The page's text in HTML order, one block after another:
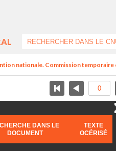
nationale. Commission temporaire
DANS LE
DOCUMENT
TEXTE
OCÉRISÉ